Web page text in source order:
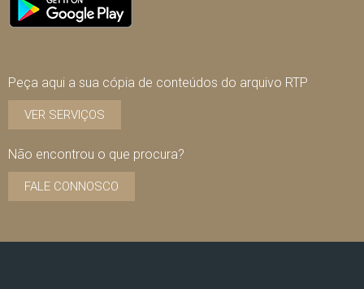
Peça aqui a sua cópia de conteúdos do arquivo RTP
VER SERVIÇOS
Não encontrou o que procura?
FALE CONNOSCO